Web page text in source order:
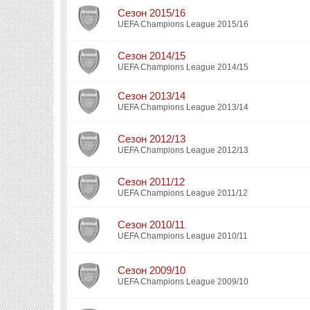
Сезон 2015/16
UEFA Champions League 2015/16
Сезон 2014/15
UEFA Champions League 2014/15
Сезон 2013/14
UEFA Champions League 2013/14
Сезон 2012/13
UEFA Champions League 2012/13
Сезон 2011/12
UEFA Champions League 2011/12
Сезон 2010/11
UEFA Champions League 2010/11
Сезон 2009/10
UEFA Champions League 2009/10